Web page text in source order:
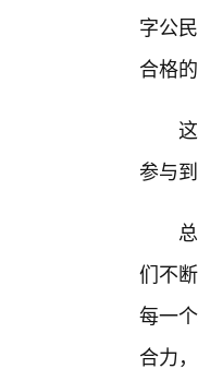
字公
合格的
参与
们不
每一
合力